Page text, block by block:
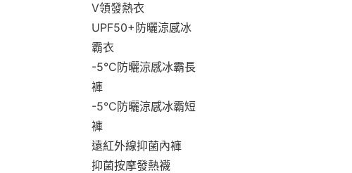
V領發熱衣
UPF50+防曬涼感冰
霸衣
-5°C防曬涼感冰霸長
褲
-5°C防曬涼感冰霸短
褲
遠紅外線抑菌內褲
抑菌按摩發熱襪